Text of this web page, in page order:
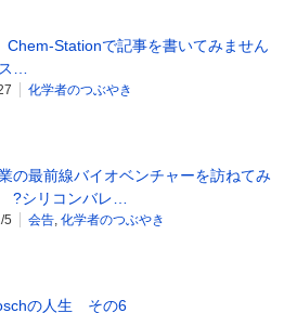
Chem-Stationで記事を書いてみません
…
化学者のつぶやき
の最前線バイオベンチャーを訪ねてみ
?シリコンバレ…
5 会告, 化学者のつぶやき
の人生 その6